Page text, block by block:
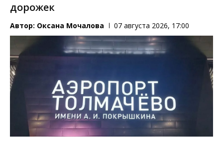
дорожек
Автор: Оксана Мочалова 07 августа 2026, 17:00